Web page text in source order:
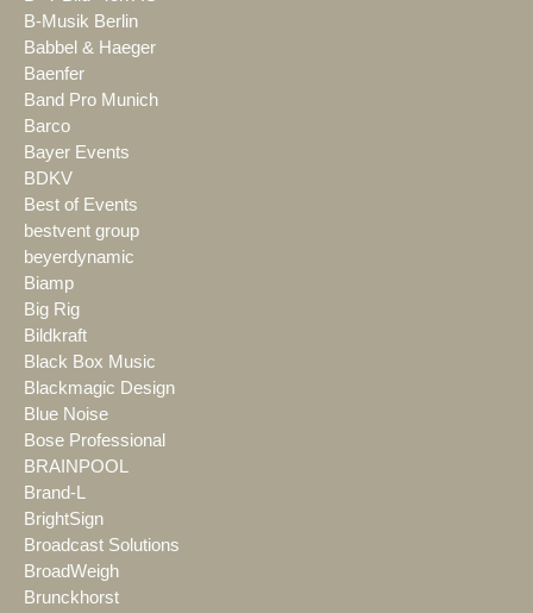
B-Musik Berlin
Babbel & Haeger
Baenfer
Band Pro Munich
Barco
Bayer Events
BDKV
Best of Events
bestvent group
beyerdynamic
Biamp
Big Rig
Bildkraft
Black Box Music
Blackmagic Design
Blue Noise
Bose Professional
BRAINPOOL
Brand-L
BrightSign
Broadcast Solutions
BroadWeigh
Brunckhorst